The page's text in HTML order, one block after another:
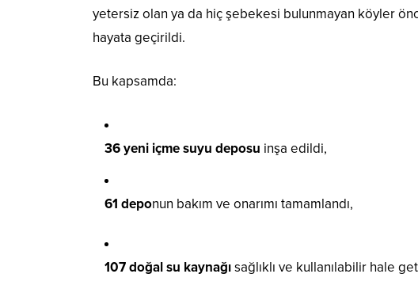
yetersiz olan ya da hiç şebekesi bulunmayan köyler
hayata geçirildi.
Bu kapsamda:
36 yeni içme suyu deposu inşa edildi,
61 deponun bakım ve onarımı tamamlandı,
107 doğal su kaynağısağlıklı ve kullanılabilir hale